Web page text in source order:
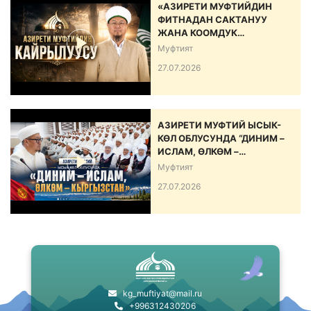
«АЗИРЕТИ МУФТИЙДИН
ФИТНАДАН САКТАНУУ
ЖАНА КООМДУК
ЫНТЫМАКТЫ БЕКЕМДӨӨ
Муфтият
27.07.2026
АЗИРЕТИ МУФТИЙ ЫСЫК-
КӨЛ ОБЛУСУНДА “ДИНИМ –
ИСЛАМ, ӨЛКӨМ –
КЫРГЫЗСТАН” АТТУУ ИШ-
Муфтият
27.07.2026
kg_muftiyat@mail.ru
+996312430206